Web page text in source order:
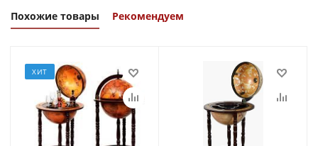
Похожие товары Рекомендуем
ХИТ